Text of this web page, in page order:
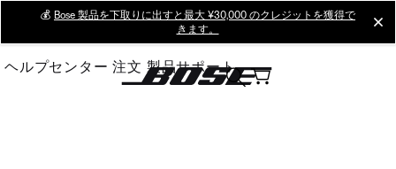
Main
💰 Bose 製品を下取りに出すと最大 ¥30,000 のクレジットを獲得で
きます。
ヘルプセンター 注文 製品サポート